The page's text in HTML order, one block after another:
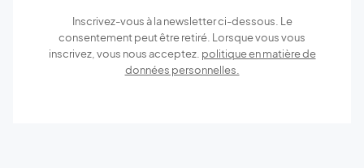
Inscrivez-vous à la newsletter ci-dessous. Le
consentement peut être retiré. Lorsque vous vous
inscrivez, vous nous acceptez. politique en matière de
données personnelles.